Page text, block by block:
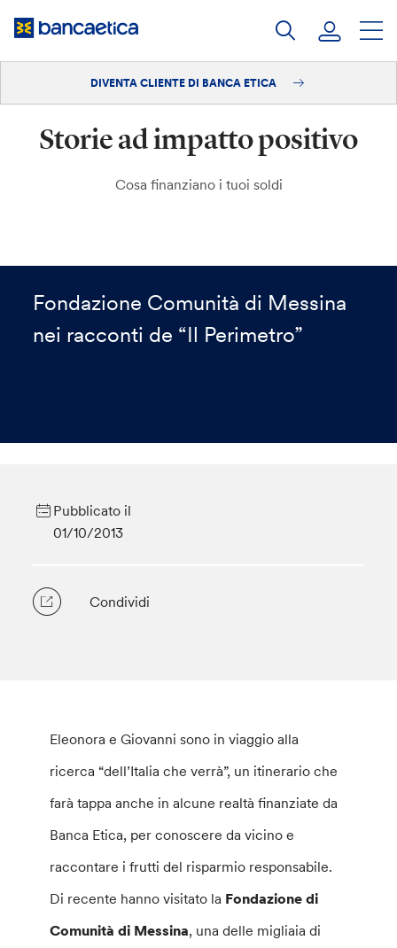
Diventa cliente
DIVENTA CLIENTE DI BANCA ETICA
Storie ad impatto positivo
Cosa finanziano i tuoi soldi
Fondazione Comunità di Messina
nei racconti de “Il Perimetro”
Pubblicato il
01/10/2013
Condividi
Eleonora e Giovanni sono in viaggio alla
ricerca “dell’Italia che verrà”, un itinerario che
farà tappa anche in alcune realtà finanziate da
Banca Etica, per conoscere da vicino e
raccontare i frutti del risparmio responsabile.
Di recente hanno visitato la Fondazione di
Comunità di Messina, una delle migliaia di